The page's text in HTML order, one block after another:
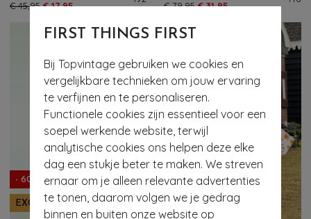
FIRST THINGS FIRST
Bij Topvintage gebruiken we cookies en
vergelijkbare technieken om jouw ervaring
te verfijnen en te personaliseren.
Functionele cookies zijn essentieel voor een
soepel werkende website, terwijl
analytische cookies ons helpen deze elke
dag een stukje beter te maken. We streven
ernaar om je alleen relevante advertenties
te tonen, daarom volgen we je gedrag
binnen en buiten onze website op
€ 45,95 € 17,95
€ 79,95 € 31,95
- 60%
EXCLUSIEF
- 61%
EXCLUSIEF